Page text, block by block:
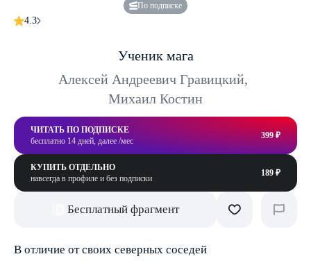
По подписке
4.3
Ученик мага
Алексей Андреевич Гравицкий,
Михаил Костин
ЧИТАТЬ ПО ПОДПИСКЕ
бесплатно 14 дней, далее /мес
399 ₽
КУПИТЬ ОТДЕЛЬНО
навсегда в профиле и без подписки
189 ₽
Бесплатный фрагмент
В отличие от своих северных соседей